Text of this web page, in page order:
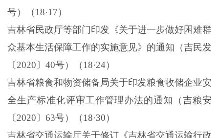
号）（18·17）
吉林省民政厅等部门印发《关于进一步做好困难群
众基本生活保障工作的实施意见》的通知（吉民发
〔2020〕 40号）（18·24）
吉林省粮食和物资储备局关于印发粮食收储企业安
全生产标准化评审工作管理办法的通知（吉粮安
〔2020〕 63号）（18·30）
吉林省交通运输厅关于修订《吉林省交通运输行政